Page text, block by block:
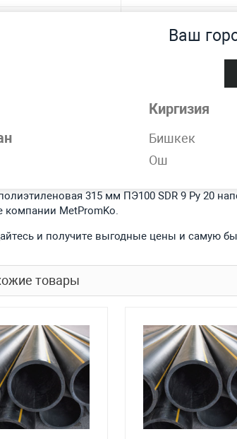
Ваш
Киргизия
Бишкек
Ош
SDR 9
315 мм ПЭ100 SDR 9 Ру 20
компании MetPromKo.
и получите выгодные цены и самую
товары